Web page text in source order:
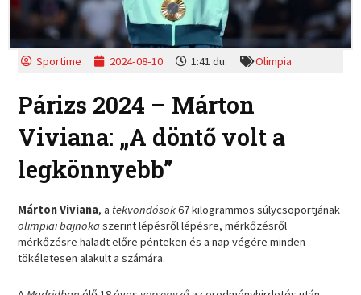
Sportime 2024-08-10 1:41 du. Olimpia
Párizs 2024 – Márton
Viviana: „A döntő volt a
legkönnyebb”
Márton Viviana, a tekvondósok67 kilogrammos súlycsoportjának
olimpiai bajnokaszerint lépésről lépésre, mérkőzésről
mérkőzésre haladt előre pénteken és a nap végére minden
tökéletesen alakult a számára.